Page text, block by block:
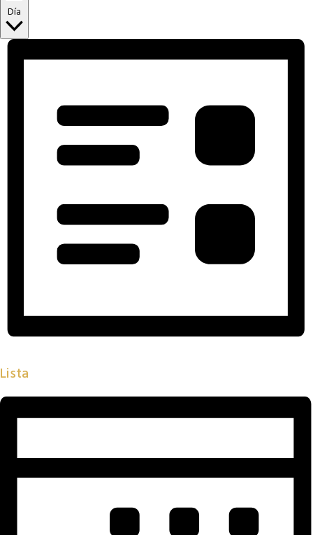
Día
Lista